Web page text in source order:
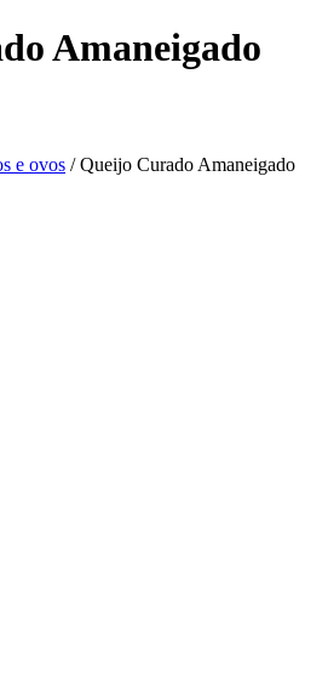
Amaneigado
e ovos / Queijo Curado Amaneigado